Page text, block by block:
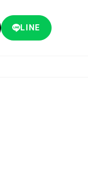
LINE